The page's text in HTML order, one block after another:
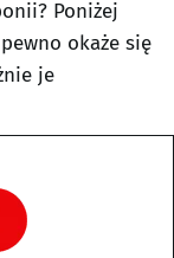
Poniżej
okaże się
je